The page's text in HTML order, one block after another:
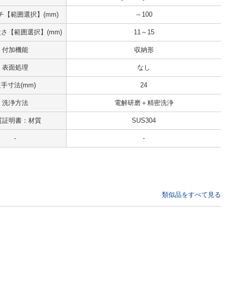
【範囲選択】(mm) ～100
【範囲選択】(mm) 11～15
付加機能 収納形
表面処理 なし
寸法(mm) 24
洗浄方法 電解研磨＋精密洗浄
証明書：材質 SUS304
- -
類似品をすべて見る